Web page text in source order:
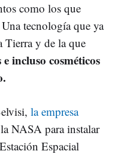
como los que
tecnología que ya
Tierra y de la que
incluso cosméticos
la empresa
NASA para instalar
Espacial